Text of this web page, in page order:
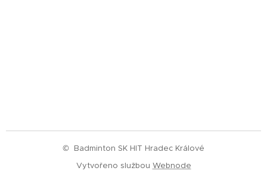
© Badminton SK HIT Hradec Králové
Vytvořeno službou Webnode